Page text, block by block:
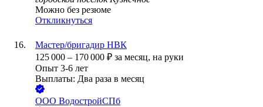
Можно без резюме
Откликнуться
Мастер/бригадир НВК
125 000 – 170 000 ₽ за месяц, на руки
Опыт 3-6 лет
Выплаты: Два раза в месяц
ООО ВодостройСПб